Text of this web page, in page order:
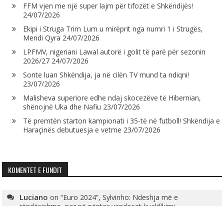
FFM vjen me një super lajm për tifozët e Shkëndijës!
24/07/2026
Ekipi i Struga Trim Lum u mirëprit nga numri 1 i Strugës,
Mendi Qyra 24/07/2026
LPFMV, nigeriani Lawal autorë i golit të parë për sezonin
2026/27 24/07/2026
Sonte luan Shkëndija, ja në cilën TV mund ta ndiqni!
23/07/2026
Malisheva superiore edhe ndaj skocezëve të Hibernian,
shënojnë Uka dhe Nafiu 23/07/2026
Të premtën starton kampionati i 35-të në futboll! Shkëndija e
Haraçinës debutuesja e vetme 23/07/2026
KOMENTET E FUNDIT
Luciano on“Euro 2024”, Sylvinho: Ndeshja më e